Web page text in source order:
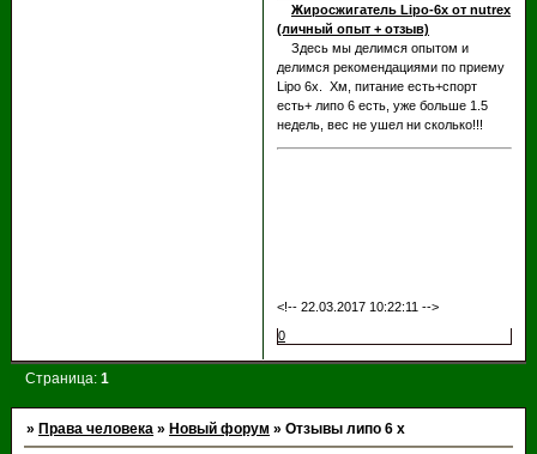
Жиросжигатель Lipo-6x от nutrex
(личный опыт + отзыв)
Здесь мы делимся опытом и
делимся рекомендациями по приему
Lipo 6x. Хм, питание есть+спорт
есть+ липо 6 есть, уже больше 1.5
недель, вес не ушел ни сколько!!!
<!-- 22.03.2017 10:22:11 -->
0
Страница:1
»Права человека »Новый форум »Отзывы липо 6 х